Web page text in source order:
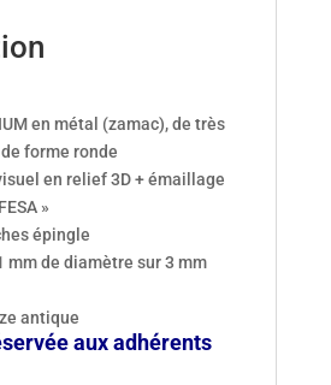
en métal (zamac), de très
forme ronde
en relief 3D + émaillage
»
épingle
mm de diamètre sur 3 mm
antique
aux adhérents